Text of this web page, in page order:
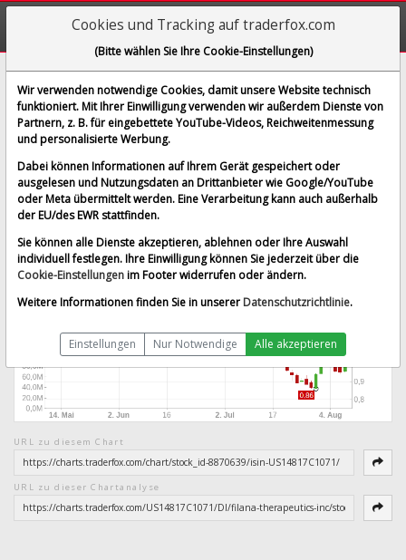
Filana Therapeutics Inc.
[SAVA | WKN A2PGL8 | ISIN US14817C1071]
1,001 $ 0,78 %
Echtzeit-Aktienkurs vom 10.08.2026 um 07:11 Uhr
Echtzeit USD Splitbereinigt
URL zu diesem Chart
URL zu dieser Chartanalyse
Cookies und Tracking auf traderfox.com
(Bitte wählen Sie Ihre Cookie-Einstellungen)
Wir verwenden notwendige Cookies, damit unsere Website technisch
funktioniert. Mit Ihrer Einwilligung verwenden wir außerdem Dienste von
Partnern, z. B. für eingebettete YouTube-Videos, Reichweitenmessung
und personalisierte Werbung.
Dabei können Informationen auf Ihrem Gerät gespeichert oder
ausgelesen und Nutzungsdaten an Drittanbieter wie Google/YouTube
oder Meta übermittelt werden. Eine Verarbeitung kann auch außerhalb
der EU/des EWR stattfinden.
Sie können alle Dienste akzeptieren, ablehnen oder Ihre Auswahl
individuell festlegen. Ihre Einwilligung können Sie jederzeit über die
Cookie-Einstellungenim Footer widerrufen oder ändern.
Weitere Informationen finden Sie in unserer Datenschutzrichtlinie.
Einstellungen Nur Notwendige Alle akzeptieren